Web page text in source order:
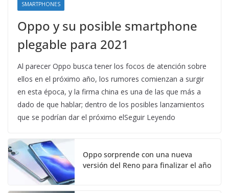
SMARTPHONES
Oppo y su posible smartphone
plegable para 2021
Al parecer Oppo busca tener los focos de atención sobre
ellos en el próximo año, los rumores comienzan a surgir
en esta época, y la firma china es una de las que más a
dado de que hablar; dentro de los posibles lanzamientos
que se podrían dar el próximo elSeguir Leyendo
Oppo sorprende con una nueva
versión del Reno para finalizar el año